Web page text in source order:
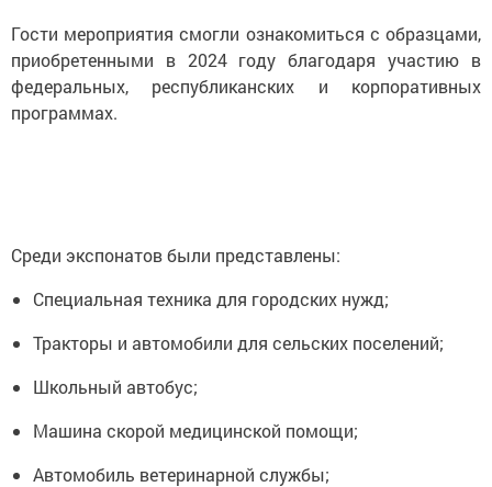
Гости мероприятия смогли ознакомиться с образцами,
приобретенными в 2024 году благодаря участию в
федеральных, республиканских и корпоративных
программах.
Среди экспонатов были представлены:
Специальная техника для городских нужд;
Тракторы и автомобили для сельских поселений;
Школьный автобус;
Машина скорой медицинской помощи;
Автомобиль ветеринарной службы;